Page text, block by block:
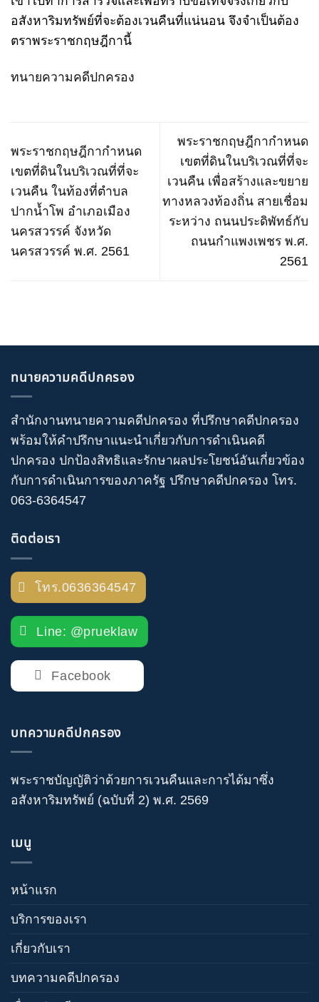
อสังหาริมทรัพย์ที่จะต้องเวนคืนที่แน่นอน จึงจำเป็นต้อง
ตราพระราชกฤษฎีกานี้
ทนายความคดีปกครอง
พระราชกฤษฎีกากำหนด
เขตที่ดินในบริเวณที่ที่จะ
เวนคืน ในท้องที่ตำบล
ปากน้ำโพ อำเภอเมือง
นครสวรรค์ จังหวัด
นครสวรรค์ พ.ศ. 2561
พระราชกฤษฎีกากำหนด
เขตที่ดินในบริเวณที่ที่จะ
เวนคืน เพื่อสร้างและขยาย
ทางหลวงท้องถิ่น สายเชื่อม
ระหว่าง ถนนประดิพัทธ์กับ
ถนนกำแพงเพชร พ.ศ.
2561
ทนายความคดีปกครอง
สำนักงานทนายความคดีปกครอง ที่ปรึกษาคดีปกครอง
พร้อมให้คำปรึกษาแนะนำเกี่ยวกับการดำเนินคดี
ปกครอง ปกป้องสิทธิและรักษาผลประโยชน์อันเกี่ยวข้อง
กับการดำเนินการของภาครัฐ ปรึกษาคดีปกครอง โทร.
063-6364547
ติดต่อเรา
โทร.0636364547
Line: @prueklaw
Facebook
บทความคดีปกครอง
พระราชบัญญัติว่าด้วยการเวนคืนและการได้มาซึ่ง
อสังหาริมทรัพย์ (ฉบับที่ 2) พ.ศ. 2569
เมนู
หน้าแรก
บริการของเรา
เกี่ยวกับเรา
บทความคดีปกครอง